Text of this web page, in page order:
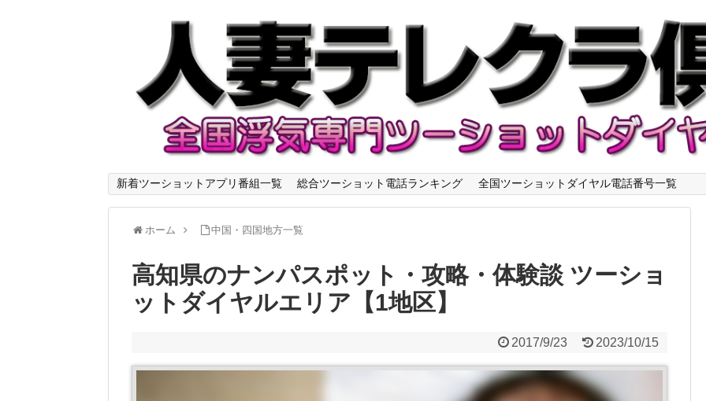
新着ツーショットアプリ番組一覧 総合ツーショット電話ランキング 全国ツーショットダイヤル電話番号一覧
ホーム 中国・四国地方一覧
高知県のナンパスポット・攻略・体験談 ツーショ
ットダイヤルエリア【1地区】
2017/9/23 2023/10/15